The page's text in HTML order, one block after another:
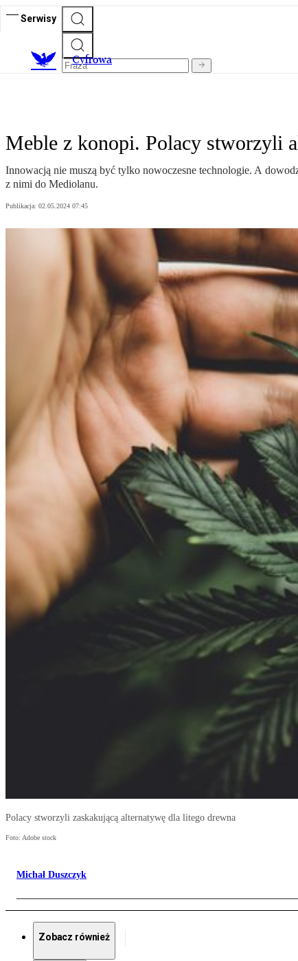
Serwisy
Cyfrowa
Meble z konopi. Polacy stworzyli
Innowacją nie muszą być tylko nowoczesne technologie. A
z nimi do Mediolanu.
Publikacja: 02.05.2024 07:45
Polacy stworzyli zaskakującą alternatywę dla litego drewna
Foto: Adobe stock
Michał Duszczyk
Zobacz również